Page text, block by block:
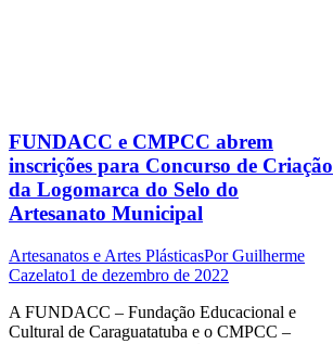
FUNDACC e CMPCC abrem
inscrições para Concurso de Criação
da Logomarca do Selo do
Artesanato Municipal
Artesanatos e Artes PlásticasPorGuilherme
Cazelato1 de dezembro de 2022
A FUNDACC – Fundação Educacional e
Cultural de Caraguatatuba e o CMPCC –